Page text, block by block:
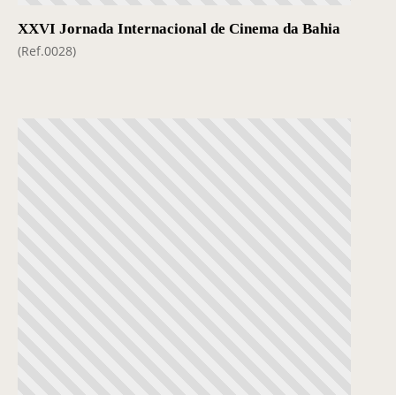
XXVI Jornada Internacional de Cinema da Bahia
(Ref.0028)